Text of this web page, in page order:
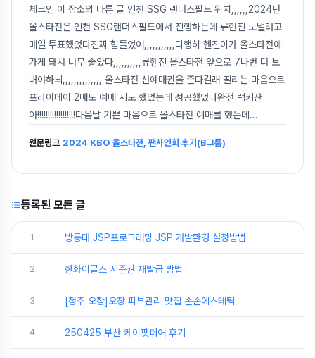
체크인 이 장소의 다른 글 인천 SSG 랜더스필드 위치,,,,,,2024년
올스타전은 인천 SSG랜더스필드에서 진행하는데 류현진 보낼려고
매일 투표했었다진짜 힘들었어,,,,,,,,,,,다행히 헨진이가 올스타전에
가게 돼서 너무 좋았다,,,,,,,,,,류헨진 올스타전 앞으로 7나번 더 보
내야하뇌,,,,,,,,,,,,,, 올스타전 선예매권을 준다길래 떨리는 마음으로
프라이데이 2매도 예매 시도 했었는데 성공했었다완전 럭키잔
아!!!!!!!!!!!!!!!!!!다음날 기쁜 마음으로 올스타전 예매를 했는데 ...
원문링크 2024 KBO 올스타전, 팬사인회 후기(B그룹)
등록된 모든 글
1 방통대 JSP프로그래밍 JSP 개발환경 설정방법
2 한화이글스 시즌권 재발급 방법
3 [청주 오창]오창 피부관리 맛집 손손에스테틱
4 250425 부산 케이펫페어 후기